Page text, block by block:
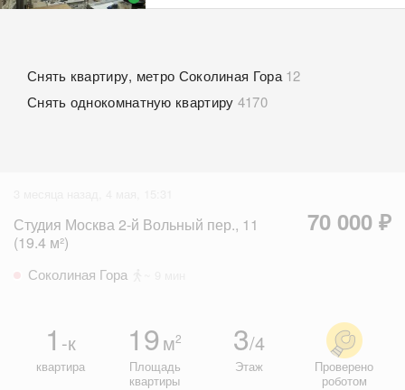
Снять квартиру, метро Соколиная Гора 12
Снять однокомнатную квартиру 4170
Студия Москва 2-й Вольный пер., 11
(19.4 м²)
70 000 ₽
Соколиная Гора
1 -к
квартира
19 м2
Площадь
квартиры
3/4
Этаж
Проверено
роботом